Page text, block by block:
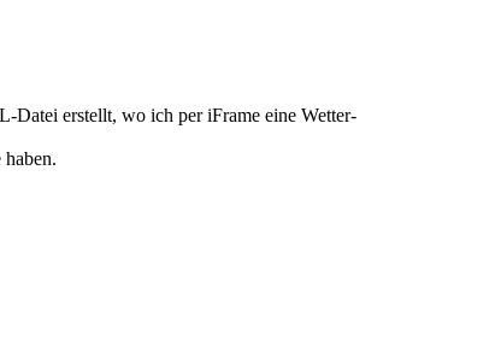
Datei erstellt, wo ich per iFrame eine Wetter-